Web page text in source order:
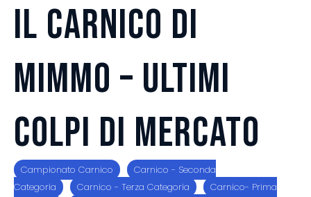
IL CARNICO di
MIMMO – ULTIMI
COLPI DI MERCATO
Campionato Carnico
Carnico - Seconda
Categoria
Carnico - Terza Categoria
Carnico- Prima